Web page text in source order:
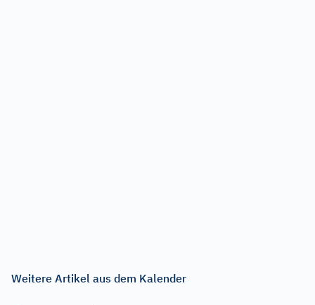
Weitere Artikel aus dem Kalender